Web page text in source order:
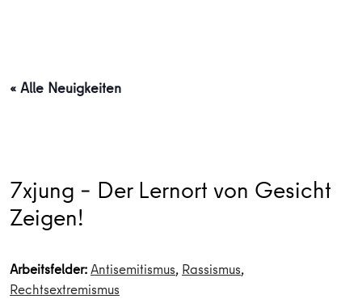
« Alle Neuigkeiten
7xjung – Der Lernort von Gesicht
Zeigen!
Arbeitsfelder:Antisemitismus, Rassismus,
Rechtsextremismus